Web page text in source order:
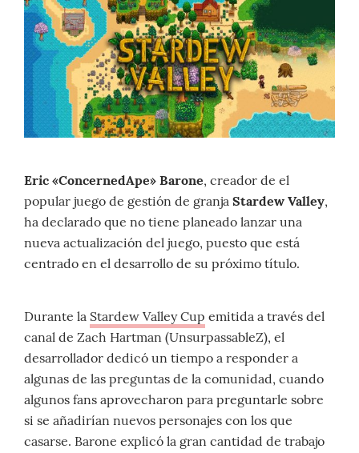
Eric «ConcernedApe» Barone, creador de el
popular juego de gestión de granja Stardew Valley,
ha declarado que no tiene planeado lanzar una
nueva actualización del juego, puesto que está
centrado en el desarrollo de su próximo título.
Durante la Stardew Valley Cup emitida a través del
canal de Zach Hartman (UnsurpassableZ), el
desarrollador dedicó un tiempo a responder a
algunas de las preguntas de la comunidad, cuando
algunos fans aprovecharon para preguntarle sobre
si se añadirían nuevos personajes con los que
casarse. Barone explicó la gran cantidad de trabajo